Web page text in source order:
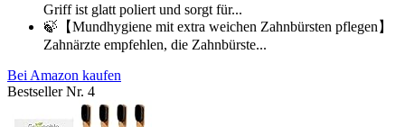
Griff ist glatt poliert und sorgt für...
🍃【Mundhygiene mit extra weichen Zahnbürsten pflegen】
Zahnärzte empfehlen, die Zahnbürste...
Bei Amazon kaufen
Bestseller Nr. 4